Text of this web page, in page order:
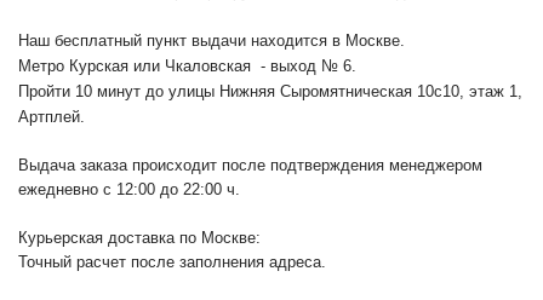
Наш бесплатный пункт выдачи находится в Москве.
Метро Курская или Чкаловская - выход № 6.
Пройти 10 минут до улицы Нижняя Сыромятническая 10с10, этаж 1,
Артплей.
Выдача заказа происходит после подтверждения менеджером
ежедневно с 12:00 до 22:00 ч.
Курьерская доставка по Москве:
Точный расчет после заполнения адреса.